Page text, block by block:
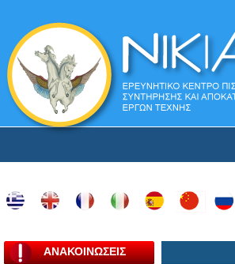
ΑΝΑΚΟΙΝΩΣΕΙΣ